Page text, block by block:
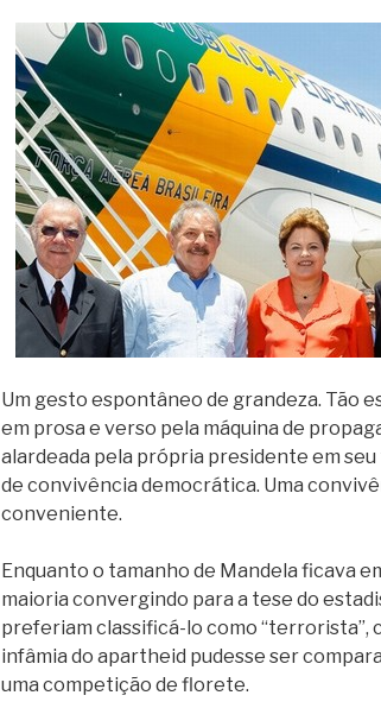
Um gesto espontâneo de grandeza. Tão
em prosa e verso pela máquina de
alardeada pela própria presidente em
de convivência democrática. Uma
conveniente.
Enquanto o tamanho de Mandela ficava
maioria convergindo para a tese do
preferiam classificá-lo como “terrorista”,
infâmia do apartheid pudesse ser
uma competição de florete.